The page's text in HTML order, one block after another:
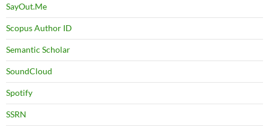
SayOut.Me
Scopus Author ID
Semantic Scholar
SoundCloud
Spotify
SSRN